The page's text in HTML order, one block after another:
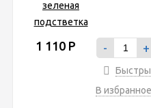
1 110 Р - +
В избранное